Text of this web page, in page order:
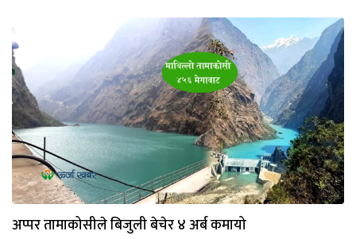
अप्पर तामाकोसीले बिजुली बेचेर ४ अर्ब कमायो